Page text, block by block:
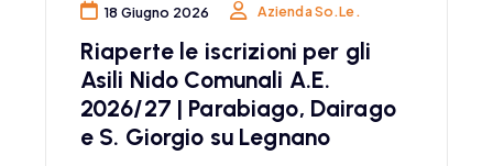
18 Giugno 2026 Azienda So.Le.
Riaperte le iscrizioni per gli
Asili Nido Comunali A.E.
2026/27 | Parabiago, Dairago
e S. Giorgio su Legnano